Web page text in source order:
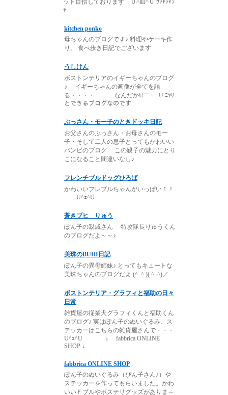
ッド目指しております Ｕ^皿^Ｕ ｳｼｬｼｬｼ
ｬ
kitchen ponko
母ちゃんのブログです♪ 料理やケーキ作
り、 食べ歩き日記でございます
うしけん
ボストンテリアのイギーちゃんのブログ
♪ イギーちゃんの画像が全てを語
る・・・・ なんだかU￣ｰ￣U ﾆﾔﾘ
とできるブログなのです
ぶっさん・モー子のときドッキ日記
お父さんのぶっさん・お母さんのモー
子・そして二人の息子とってもかわいい
バンビのブログ この親子の魅力にとり
こになること間違いなし♪
フレンチブルドッグひろば
かわいいフレブルちゃんがいっぱい！！
U^ｪ^U
蒼きブヒ りゅう
ぽん子の親戚さん 特攻隊長りゅうくん
のブログだよ～～♪
美珠のBUHI日記
ぽん子の異母姉妹♪ とってもキュートな
美珠ちゃんのブログだよ (^_^ )( ^_^)／
ボストンテリア・グラフィと福助の日々
日常
雑貨屋の従業犬グラフィくんと福助くん
のブログ♪ 実はぽん子のぬいぐるみ、ス
テッカーはこちらの雑貨屋さんで・・・
U^ｪ^U ↓ fabbrica ONLINE
SHOP ↓
fabbrica ONLINE SHOP
ぽん子のぬいぐるみ（ぴん子さん♪）や
ステッカーを作ってもらいました。かわ
いいＦブルやボステリグッズがありま～